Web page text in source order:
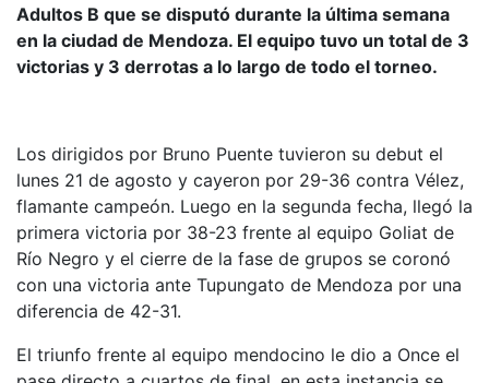
Adultos B que se disputó durante la última semana
en la ciudad de Mendoza. El equipo tuvo un total de 3
victorias y 3 derrotas a lo largo de todo el torneo.
Los dirigidos por Bruno Puente tuvieron su debut el
lunes 21 de agosto y cayeron por 29-36 contra Vélez,
flamante campeón. Luego en la segunda fecha, llegó la
primera victoria por 38-23 frente al equipo Goliat de
Río Negro y el cierre de la fase de grupos se coronó
con una victoria ante Tupungato de Mendoza por una
diferencia de 42-31.
El triunfo frente al equipo mendocino le dio a Once el